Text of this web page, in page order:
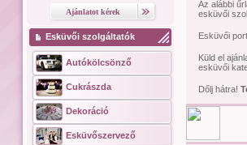
Esküvői szolgáltatók
Autókölcsönző
Cukrászda
Dekoráció
Esküvőszervező
Az alábbi
esküvői
Esküvői
Küld el
esküvői
Dőlj hátra!